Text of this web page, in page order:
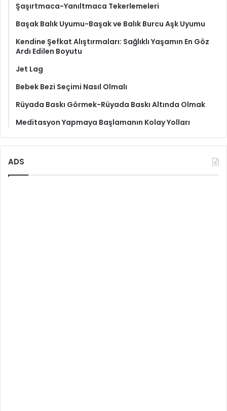
Şaşırtmaca-Yanıltmaca Tekerlemeleri
Başak Balık Uyumu-Başak ve Balık Burcu Aşk Uyumu
Kendine Şefkat Alıştırmaları: Sağlıklı Yaşamın En Göz
Ardı Edilen Boyutu
Jet Lag
Bebek Bezi Seçimi Nasıl Olmalı
Rüyada Baskı Görmek-Rüyada Baskı Altında Olmak
Meditasyon Yapmaya Başlamanın Kolay Yolları
ADS